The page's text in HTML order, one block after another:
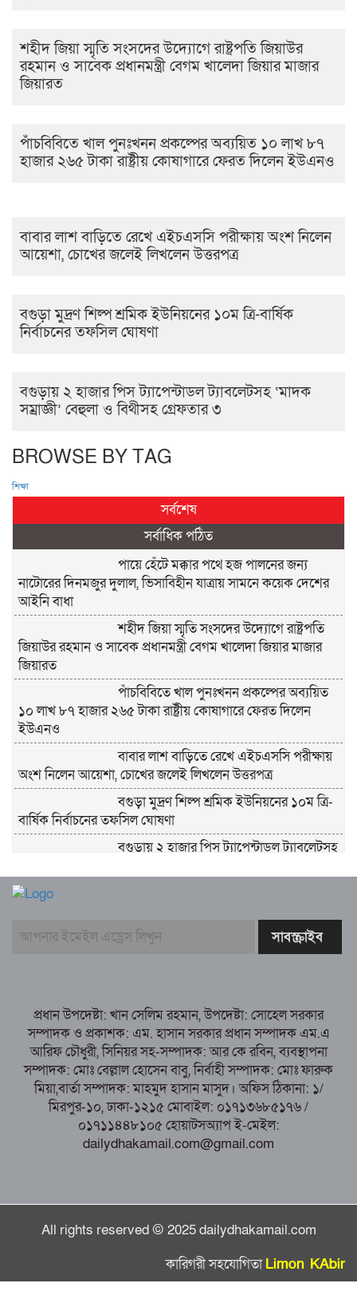
শহীদ জিয়া স্মৃতি সংসদের উদ্যোগে রাষ্ট্রপতি জিয়াউর
রহমান ও সাবেক প্রধানমন্ত্রী বেগম খালেদা জিয়ার মাজার
জিয়ারত
পাঁচবিবিতে খাল পুনঃখনন প্রকল্পের অব্যয়িত ১০ লাখ ৮৭
হাজার ২৬৫ টাকা রাষ্ট্রীয় কোষাগারে ফেরত দিলেন ইউএনও
বাবার লাশ বাড়িতে রেখে এইচএসসি পরীক্ষায় অংশ নিলেন
আয়েশা, চোখের জলেই লিখলেন উত্তরপত্র
বগুড়া মুদ্রণ শিল্প শ্রমিক ইউনিয়নের ১০ম ত্রি-বার্ষিক
নির্বাচনের তফসিল ঘোষণা
বগুড়ায় ২ হাজার পিস ট্যাপেন্টাডল ট্যাবলেটসহ ‘মাদক
সম্রাজ্ঞী’ বেহুলা ও বিথীসহ গ্রেফতার ৩
BROWSE BY TAG
শিক্ষা
সর্বশেষ
সর্বাধিক পঠিত
পায়ে হেঁটে মক্কার পথে হজ পালনের জন্য
নাটোরের দিনমজুর দুলাল, ভিসাবিহীন যাত্রায় সামনে কয়েক দেশের
আইনি বাধা
শহীদ জিয়া স্মৃতি সংসদের উদ্যোগে রাষ্ট্রপতি
জিয়াউর রহমান ও সাবেক প্রধানমন্ত্রী বেগম খালেদা জিয়ার মাজার
জিয়ারত
পাঁচবিবিতে খাল পুনঃখনন প্রকল্পের অব্যয়িত
১০ লাখ ৮৭ হাজার ২৬৫ টাকা রাষ্ট্রীয় কোষাগারে ফেরত দিলেন
ইউএনও
বাবার লাশ বাড়িতে রেখে এইচএসসি পরীক্ষায়
অংশ নিলেন আয়েশা, চোখের জলেই লিখলেন উত্তরপত্র
বগুড়া মুদ্রণ শিল্প শ্রমিক ইউনিয়নের ১০ম ত্রি-
বার্ষিক নির্বাচনের তফসিল ঘোষণা
বগুড়ায় ২ হাজার পিস ট্যাপেন্টাডল ট্যাবলেটসহ
নরসিংদীর শিবপুরে তিনটি গরুকে বিষ খাইয়ে
সামলাচ্ছেন একাধিক গুরুত্বপূর্ণ দায়িত্ব, প্রশংসায় মুখর এলাকাবাসী
বগুড়া মুদ্রণ শিল্প শ্রমিক ইউনিয়নের নির্বাচন
পরিচালনা কমিটির প্রস্তুতি সভা অনুষ্ঠিত
প্রধান উপদেষ্টা: খান সেলিম রহমান, উপদেষ্টা: সোহেল সরকার
সম্পাদক ও প্রকাশক: এম. হাসান সরকার প্রধান সম্পাদক এম.এ
আরিফ চৌধুরী, সিনিয়র সহ-সম্পাদক: আর কে রবিন, ব্যবস্থাপনা
সম্পাদক: মোঃ বেল্লাল হোসেন বাবু, নির্বাহী সম্পাদক: মোঃ ফারুক
মিয়া,বার্তা সম্পাদক: মাহমুদ হাসান মাসুদ। অফিস ঠিকানা: ১/
মিরপুর-১০, ঢাকা-১২১৫ মোবাইল: ০১৭১৩৬৮৫১৭৬ /
০১৭১১৪৪৮১০৫ হোয়াটসঅ্যাপ ই-মেইল:
dailydhakamail.com@gmail.com
All rights reserved © 2025 dailydhakamail.com
কারিগরী সহযোগিতাLimon KAbir